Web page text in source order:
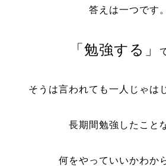
答えは一つです。
「勉強する」
そうは言われても一人じゃは
長期間勉強したこと
何をやっていいかわか